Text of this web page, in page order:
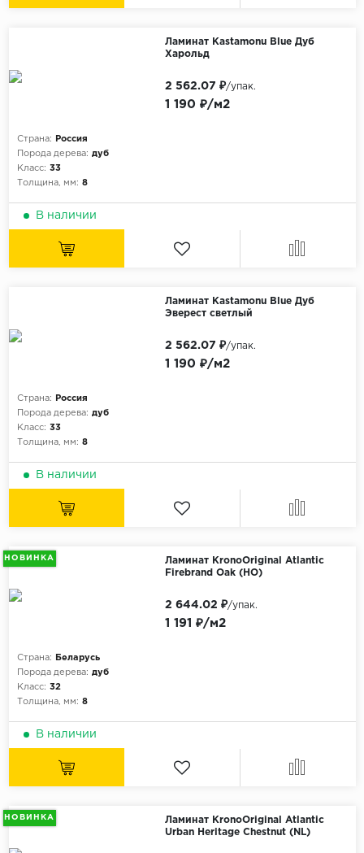
Ламинат Kastamonu Blue Дуб
Харольд
Страна:
Россия
Порода дерева: дуб
Класс: 33
Толщина, мм: 8
1 190 ₽/м2
2 562.07 ₽/упак.
В наличии
Ламинат Kastamonu Blue Дуб
Эверест светлый
Страна:
Россия
Порода дерева: дуб
Класс: 33
Толщина, мм: 8
1 190 ₽/м2
2 562.07 ₽/упак.
В наличии
НОВИНКА
Ламинат KronoOriginal Atlantic
Firebrand Oak (HO)
Страна:
Беларусь
Порода дерева: дуб
Класс: 32
Толщина, мм: 8
1 191 ₽/м2
2 644.02 ₽/упак.
В наличии
НОВИНКА
Ламинат KronoOriginal Atlantic
Urban Heritage Chestnut (NL)